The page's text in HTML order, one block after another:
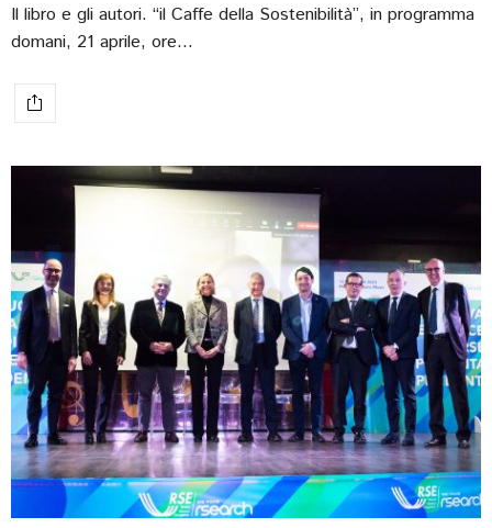
Il libro e gli autori. “il Caffe della Sostenibilità”, in programma
domani, 21 aprile, ore…